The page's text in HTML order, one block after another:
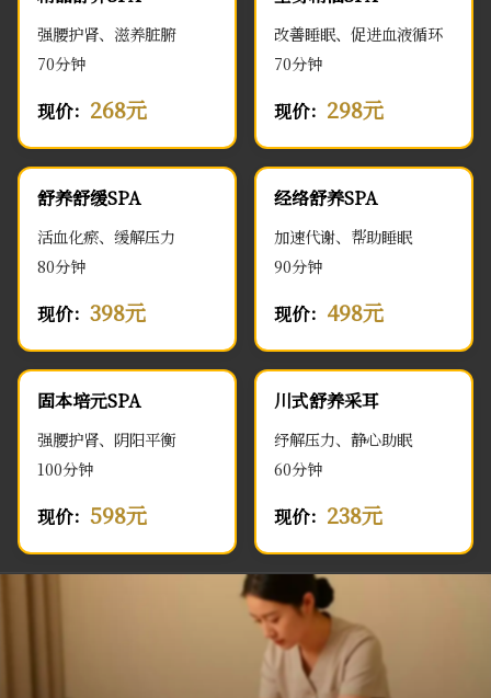
强腰护肾、滋养脏腑
70分钟
现价： 268元
改善睡眠、促进血液循环
70分钟
现价： 298元
舒养舒缓SPA
活血化瘀、缓解压力
80分钟
现价： 398元
经络舒养SPA
加速代谢、帮助睡眠
90分钟
现价： 498元
固本培元SPA
强腰护肾、阴阳平衡
100分钟
现价： 598元
川式舒养采耳
纾解压力、静心助眠
60分钟
现价： 238元